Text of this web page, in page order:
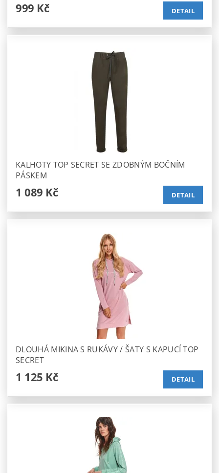
999 Kč DETAIL
KALHOTY TOP SECRET SE ZDOBNÝM BOČNÍM
PÁSKEM
1 089 Kč DETAIL
DLOUHÁ MIKINA S RUKÁVY / ŠATY S KAPUCÍ TOP
SECRET
1 125 Kč DETAIL